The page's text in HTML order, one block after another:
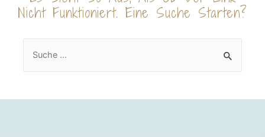
Nicht Funktioniert. Eine Suche Starten?